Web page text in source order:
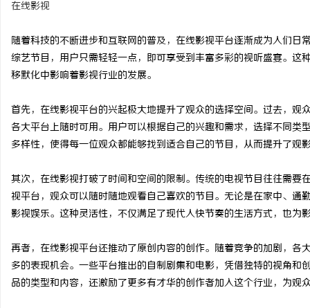
在线影视
随着科技的不断进步和互联网的普及，在线影视平台逐渐成为人们
综艺节目，用户只需轻轻一点，即可享受到丰富多彩的视听盛宴。
移默化中影响着影视行业的发展。
首先，在线影视平台的兴起极大地提升了观众的选择空间。过去，
各大平台上随时可用。用户可以根据自己的兴趣和需求，选择不同
多样性，使得每一位观众都能够找到适合自己的节目，从而提升了观
其次，在线影视打破了时间和空间的限制。传统的电视节目往往需
视平台，观众可以随时随地观看自己喜欢的节目。无论是在家中、
影视娱乐。这种灵活性，不仅满足了现代人快节奏的生活方式，也为
再者，在线影视平台还推动了原创内容的创作。随着竞争的加剧，
多的表现机会。一些平台推出的自制剧集和电影，凭借独特的视角
品的类型和内容，还激励了更多有才华的创作者加入这个行业，为观